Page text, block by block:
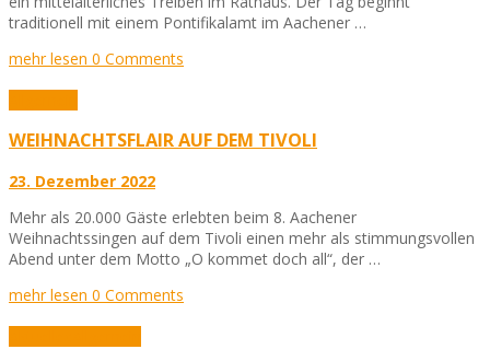
traditionell mit einem Pontifikalamt im Aachener …
mehr lesen 0 Comments
WEIHNACHTSFLAIR AUF DEM TIVOLI
23. Dezember 2022
Mehr als 20.000 Gäste erlebten beim 8. Aachener
Weihnachtssingen auf dem Tivoli einen mehr als stimmungsvollen
Abend unter dem Motto „O kommet doch all“, der …
mehr lesen 0 Comments